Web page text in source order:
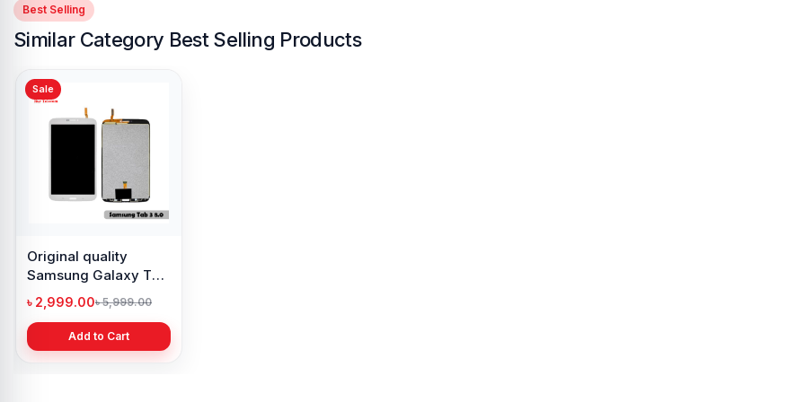
Best Selling
Similar Category Best Selling Products
Sale
Original quality
Samsung Galaxy Tab
3 8.0 Display in BD
৳ 2,999.00৳ 5,999.00
Add to Cart